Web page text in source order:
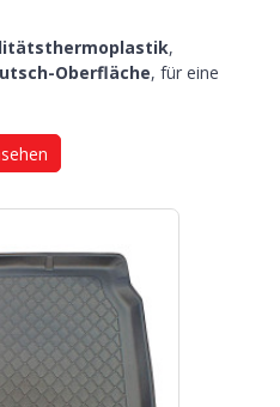
,
Oberfläche, für eine